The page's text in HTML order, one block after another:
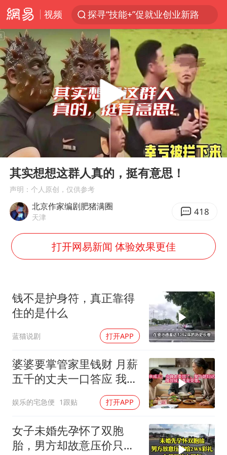
视频
探寻“技能+”促就业创业新路
维持强台风级！白海豚直奔华东沿海
印度暴发金迪普拉病毒
美国退回1000亿美元关税
“事业单位招聘不是人情买卖”
河南试行周五下午弹性离岗
山东财大教授刘海明逝世 终年38岁
要给全体职工“应休尽休”的底气
余承东口误将24999元电脑报成2499
小伙靠AI减肥 45天瘦40斤进了ICU
总书记关心百姓身边这些民生大事
Play
00:00 02:44
其实想想这群人真的，挺有意思！
声明：个人原创，仅供参考
北京作家编剧肥猪满圈
天津 418
打开网易新闻 体验效果更佳
钱不是护身符，真正靠得
住的是什么
蓝猫说剧 打开APP
婆婆要掌管家里钱财 月薪
五千的丈夫一口答应 我拒
娱乐的宅急便 1跟贴 打开APP
女子未婚先孕怀了双胞
胎，男方却故意压价只给